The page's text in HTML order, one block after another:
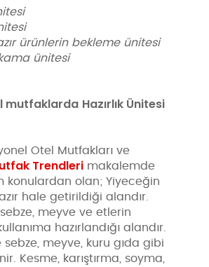
ürünlerin bekleme ünitesi
ünitesi
mutfaklarda Hazırlık Ünitesi
Otel Mutfakları ve
Trendleri makalemde
konulardan olan; Yiyeceğin
hale getirildiği alandır.
meyve ve etlerin
hazırlandığı alandır.
sebze, meyve, kuru gıda gibi
Kesme, karıştırma, soyma,